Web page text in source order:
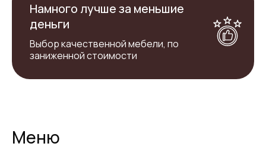
Намного лучше за меньшие
деньги
Выбор качественной мебели, по
заниженной стоимости
Меню